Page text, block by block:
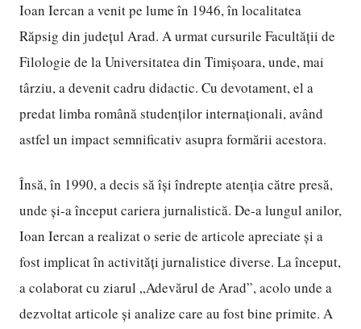
Ioan Iercan a venit pe lume în 1946, în localitatea
Răpsig din județul Arad. A urmat cursurile Facultății de
Filologie de la Universitatea din Timișoara, unde, mai
târziu, a devenit cadru didactic. Cu devotament, el a
predat limba română studenților internaționali, având
astfel un impact semnificativ asupra formării acestora.
Însă, în 1990, a decis să își îndrepte atenția către presă,
unde și-a început cariera jurnalistică. De-a lungul anilor,
Ioan Iercan a realizat o serie de articole apreciate și a
fost implicat în activități jurnalistice diverse. La început,
a colaborat cu ziarul „Adevărul de Arad”, acolo unde a
dezvoltat articole și analize care au fost bine primite. A